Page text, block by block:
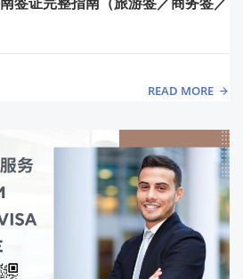
READ MORE